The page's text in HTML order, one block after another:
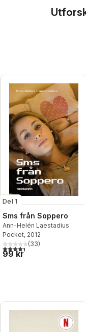
röster:
Del 1
Sms från Soppero
Ann-Helén Laestadius
Pocket, 2012
4,4utav 5 stjärnor. Totalt
(33)
99 kr